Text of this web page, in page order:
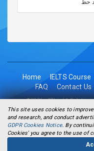
This site uses cookies to
and research, and conduct
GDPR Cookies Notice. By
Cookies' you agree to the use of
Home IELTS Course
FAQ
Contact Us
©2026 - 2Think1